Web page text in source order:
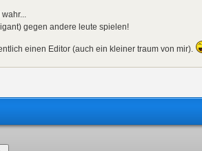
gegen andere leute spielen!
einen Editor (auch ein kleiner traum von mir).